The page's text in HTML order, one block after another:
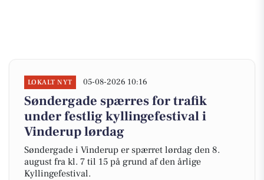
LOKALT NYT 05-08-2026 10:16
Søndergade spærres for trafik
under festlig kyllingefestival i
Vinderup lørdag
Søndergade i Vinderup er spærret lørdag den 8.
august fra kl. 7 til 15 på grund af den årlige
Kyllingefestival.